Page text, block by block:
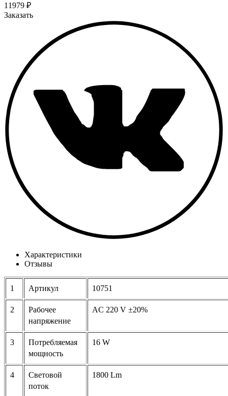
11979 ₽
Заказать
Характеристики
Отзывы
1 Артикул 10751
2
Рабочее
напряжение
AC 220 V ±20%
3
Потребляемая
мощность
16 W
4
Световой
поток
1800 Lm